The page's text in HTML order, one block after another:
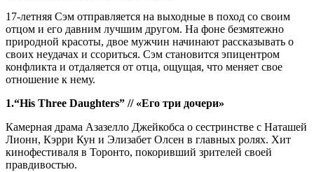
17-летняя Сэм отправляется на выходные в поход со своим
отцом и его давним лучшим другом. На фоне безмятежно
природной красоты, двое мужчин начинают рассказывать о
своих неудачах и ссориться. Сэм становится эпицентром
конфликта и отдаляется от отца, ощущая, что меняет свое
отношение к нему.
1.“His Three Daughters” // «Его три дочери»
Камерная драма Азазелло Джейкобса о сестринстве с Наташей
Лионн, Кэрри Кун и Элизабет Олсен в главных ролях. Хит
кинофестиваля в Торонто, покоривший зрителей своей
правдивостью.